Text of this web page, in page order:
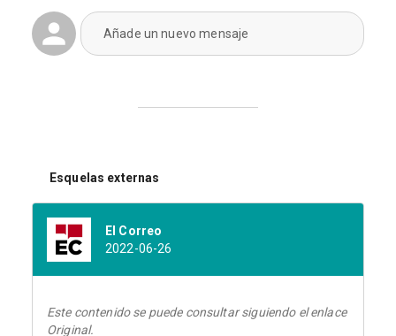
Añade un nuevo mensaje
Esquelas externas
El Correo
2022-06-26
Este contenido se puede consultar siguiendo el enlace
Original.